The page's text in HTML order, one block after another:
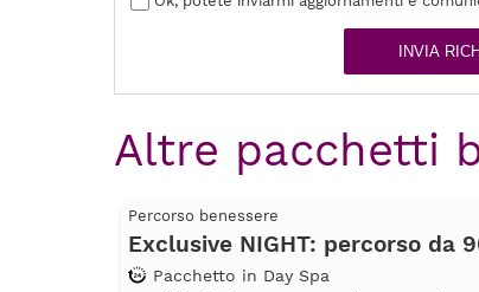
INVIA
Altre pacchetti
Percorso benessere
Exclusive NIGHT: percorso da
Pacchetto in Day Spa